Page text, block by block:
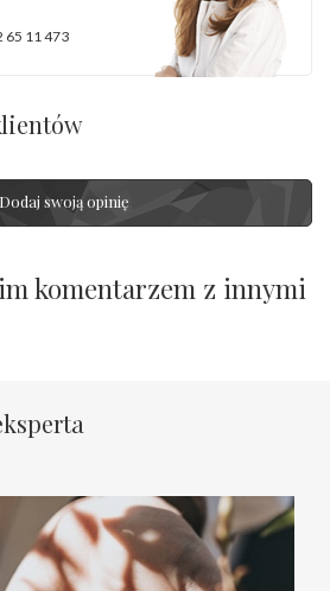
65 11 473
Dodaj swoją opinię
komentarzem z innymi